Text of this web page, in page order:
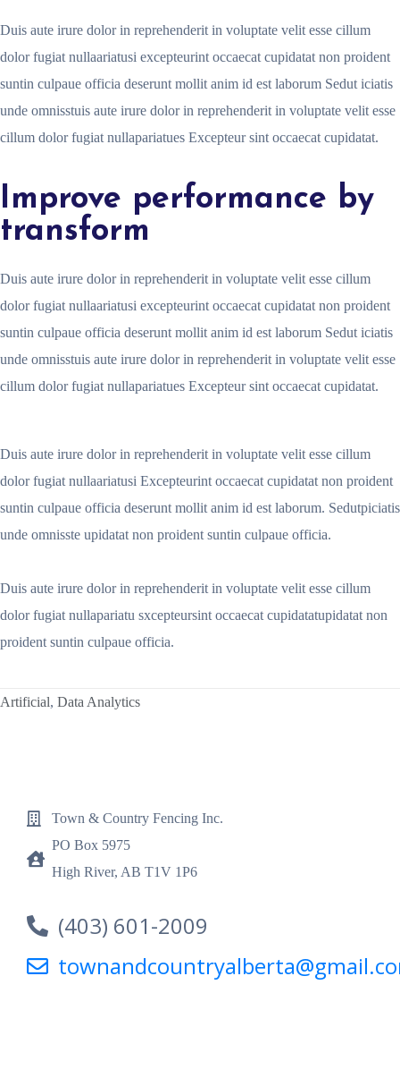
Duis aute irure dolor in reprehenderit in voluptate velit esse cillum
dolor fugiat nullaariatusi excepteurint occaecat cupidatat non proident
suntin culpaue officia deserunt mollit anim id est laborum Sedut iciatis
unde omnisstuis aute irure dolor in reprehenderit in voluptate velit esse
cillum dolor fugiat nullapariatues Excepteur sint occaecat cupidatat.
Improve performance by
transform
Duis aute irure dolor in reprehenderit in voluptate velit esse cillum
dolor fugiat nullaariatusi excepteurint occaecat cupidatat non proident
suntin culpaue officia deserunt mollit anim id est laborum Sedut iciatis
unde omnisstuis aute irure dolor in reprehenderit in voluptate velit esse
cillum dolor fugiat nullapariatues Excepteur sint occaecat cupidatat.
Duis aute irure dolor in reprehenderit in voluptate velit esse cillum
dolor fugiat nullaariatusi Excepteurint occaecat cupidatat non proident
suntin culpaue officia deserunt mollit anim id est laborum. Sedutpiciatis
unde omnisste upidatat non proident suntin culpaue officia.
Duis aute irure dolor in reprehenderit in voluptate velit esse cillum
dolor fugiat nullapariatu sxcepteursint occaecat cupidatatupidatat non
proident suntin culpaue officia.
Artificial, Data Analytics
Town & Country Fencing Inc.
PO Box 5975
High River, AB T1V 1P6
(403) 601-2009